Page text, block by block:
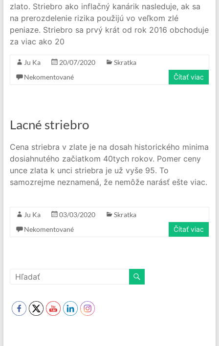
zlato. Striebro ako inflačný kanárik nasleduje, ak sa
na prerozdelenie rizika použijú vo veľkom zlé
peniaze. Striebro sa prvý krát od rok 2016 obchoduje
za viac ako 20
Ju Ka 20/07/2020
Skratka
Nekomentované
Čítať viac
Lacné striebro
Cena striebra v zlate je na dosah historického minima
dosiahnutého začiatkom 40tych rokov. Pomer ceny
unce zlata k unci striebra je už vyše 95. To
samozrejme neznamená, že nemôže narásť ešte viac.
Ju Ka 03/03/2020
Skratka
Nekomentované
Čítať viac